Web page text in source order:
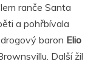
ranče Santa
a pohřbívala
baron Elio
Další žil